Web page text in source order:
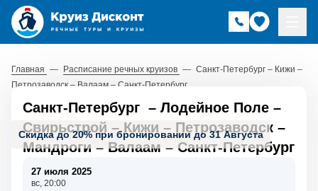
Главная — Расписание речных круизов — Санкт-Петербург – Кижи –
Петрозаводск – Валаам – Санкт-Петербург
Скидка до 20% при бронировании до 31 Августа
Санкт-Петербург – Лодейное Поле –
Свирьстрой –Кижи – Петрозаводск –
Мандроги – Валаам – Санкт-Петербург
27 июля 2025
вс, 20:00